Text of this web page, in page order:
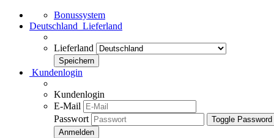
Bonussystem
Deutschland Lieferland
Lieferland
Kundenlogin
Kundenlogin
E-Mail
Passwort
Toggle